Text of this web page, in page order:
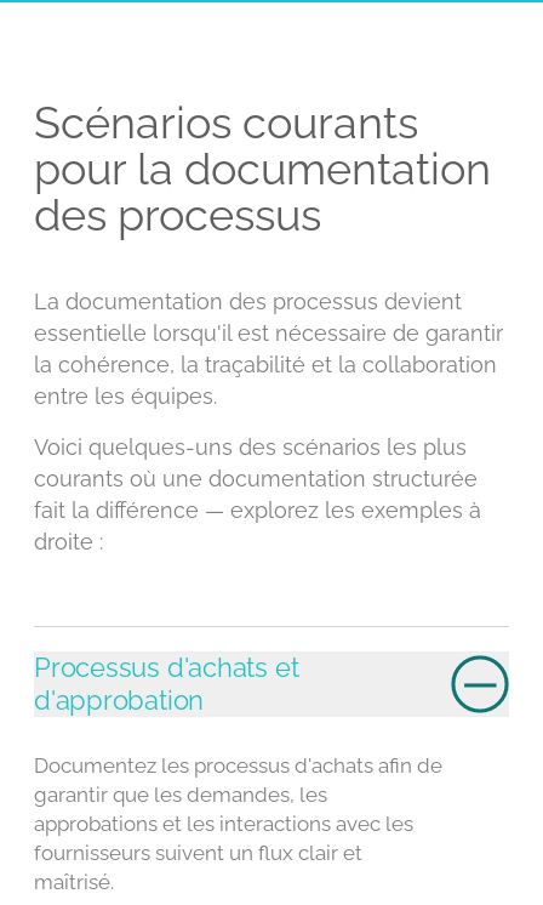
Scénarios courants
pour la documentation
des processus
La documentation des processus devient
essentielle lorsqu'il est nécessaire de garantir
la cohérence, la traçabilité et la collaboration
entre les équipes.
Voici quelques-uns des scénarios les plus
courants où une documentation structurée
fait la différence — explorez les exemples à
droite :
Processus d'achats et
d'approbation
Documentez les processus d'achats afin de
garantir que les demandes, les
approbations et les interactions avec les
fournisseurs suivent un flux clair et
maîtrisé.